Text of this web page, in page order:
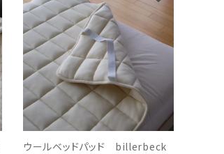
ウールベッドパッド billerbeck